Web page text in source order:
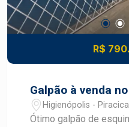
R$
Galpão à venda
Higienópolis -
Ótimo galpão de esquina Higienopolis